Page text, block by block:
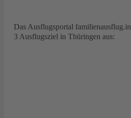
Das Ausflugsportal
3 Ausflugsziel in Thüringen aus: